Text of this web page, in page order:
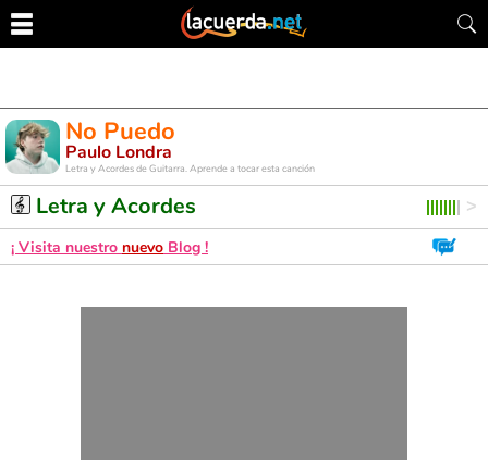
No Puedo
Paulo Londra
Letra y Acordes de Guitarra. Aprende a tocar esta canción
Letra y Acordes
¡ Visita nuestro nuevo Blog !